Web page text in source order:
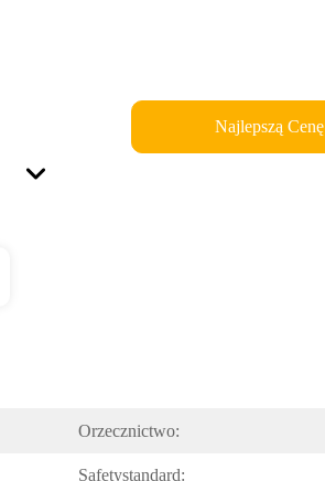
Najlepszą Cenę
Orzecznictwo:
Safetystandard: